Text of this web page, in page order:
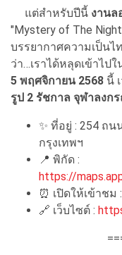
แต่สำหรับปีนี้ งานล
"Mystery of The
บรรยากาศความเป็นไ
ว่า…เราได้หลุดเข้าไป
5 พฤศจิกายน 2568 นี้
รูป 2 รัชกาล จุฬาลงก
✨ ที่อยู่ : 254 ถ
กรุงเทพฯ
📍 พิกัด :
https://
⏰ เปิดให้เข้าชม
🔗 เว็บไซต์ :